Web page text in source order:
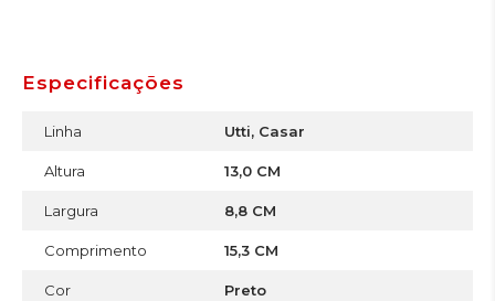
Especificações
Linha Utti, Casar
Altura 13,0 CM
Largura 8,8 CM
Comprimento 15,3 CM
Cor Preto